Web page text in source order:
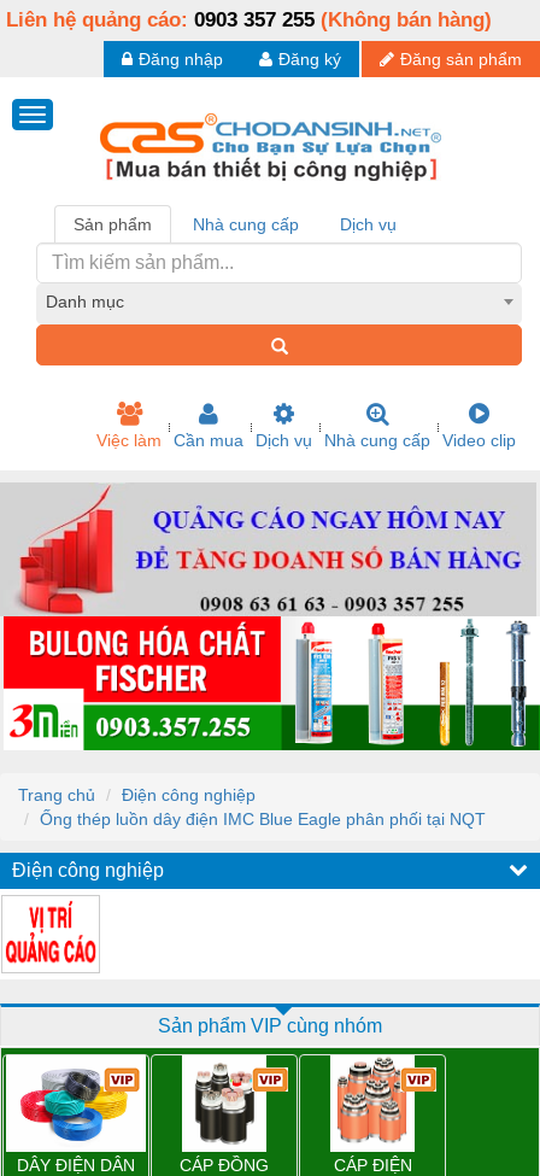
Liên hệ quảng cáo: 0903 357 255 (Không bán hàng)
Đăng sản phẩm
Đăng ký
Đăng nhập
Sản phẩm Nhà cung cấp Dịch vụ
Danh mục
Việc làm Cần mua Dịch vụ Nhà cung cấp Video clip
Trang chủ
Điện công nghiệp
Ống thép luồn dây điện IMC Blue Eagle phân phối tại NQT
Điện công nghiệp
Sản phẩm VIP cùng nhóm
DÂY ĐIỆN DÂN
CÁP ĐỒNG
CÁP ĐIỆN